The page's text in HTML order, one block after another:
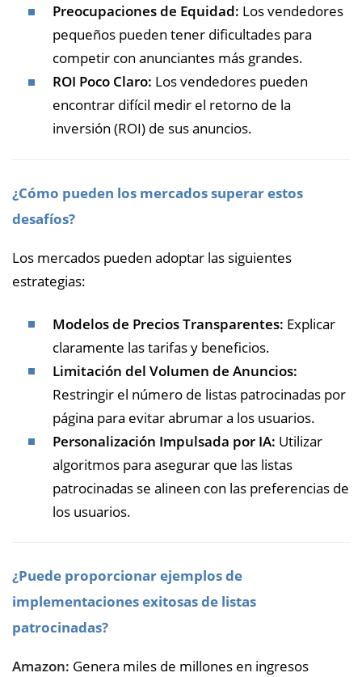
Preocupaciones de Equidad: Los vendedores
pequeños pueden tener dificultades para
competir con anunciantes más grandes.
ROI Poco Claro: Los vendedores pueden
encontrar difícil medir el retorno de la
inversión (ROI) de sus anuncios.
¿Cómo pueden los mercados superar estos
desafíos?
Los mercados pueden adoptar las siguientes
estrategias:
Modelos de Precios Transparentes: Explicar
claramente las tarifas y beneficios.
Limitación del Volumen de Anuncios:
Restringir el número de listas patrocinadas por
página para evitar abrumar a los usuarios.
Personalización Impulsada por IA: Utilizar
algoritmos para asegurar que las listas
patrocinadas se alineen con las preferencias de
los usuarios.
¿Puede proporcionar ejemplos de
implementaciones exitosas de listas
patrocinadas?
Amazon: Genera miles de millones en ingresos